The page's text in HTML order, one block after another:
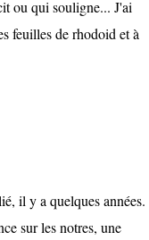
ou qui souligne... J'ai
feuilles de rhodoid et à
il y a quelques années.
sur les notres, une